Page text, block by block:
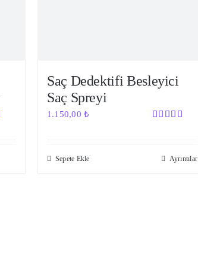
Saç Dedektifi Besleyici
Saç Spreyi
1.150,00₺
Sepete Ekle Ayrıntılar